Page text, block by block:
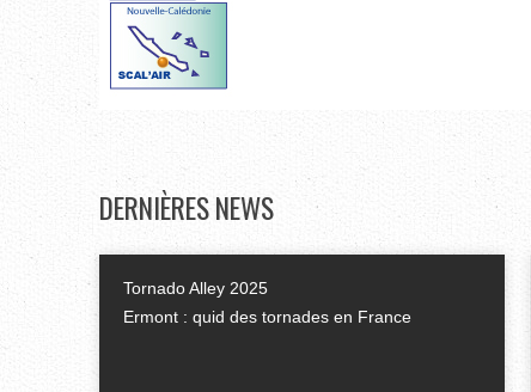
DERNIÈRESNEWS
Tornado Alley 2025
Ermont : quid des tornades en France